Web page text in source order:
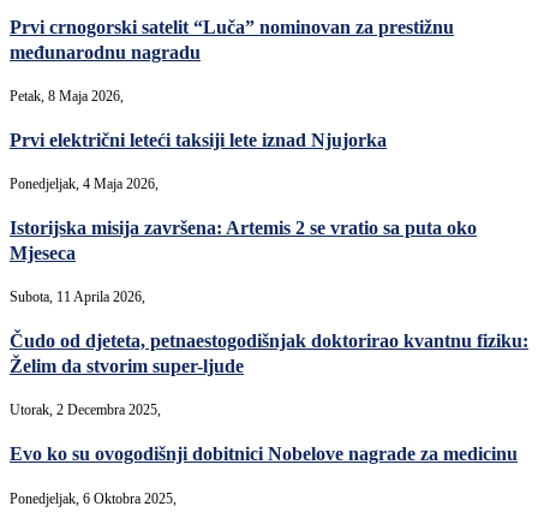
Prvi crnogorski satelit “Luča” nominovan za prestižnu
međunarodnu nagradu
Petak, 8 Maja 2026,
Prvi električni leteći taksiji lete iznad Njujorka
Ponedjeljak, 4 Maja 2026,
Istorijska misija završena: Artemis 2 se vratio sa puta oko
Mjeseca
Subota, 11 Aprila 2026,
Čudo od djeteta, petnaestogodišnjak doktorirao kvantnu fiziku:
Želim da stvorim super-ljude
Utorak, 2 Decembra 2025,
Evo ko su ovogodišnji dobitnici Nobelove nagrade za medicinu
Ponedjeljak, 6 Oktobra 2025,